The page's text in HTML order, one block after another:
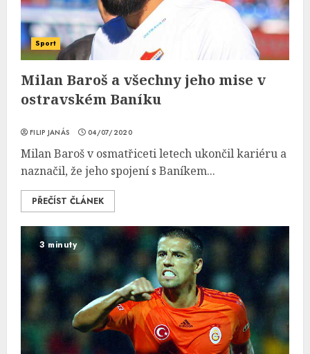
Sport
Milan Baroš a všechny jeho mise v
ostravském Baníku
FILIP JANÁS 04/07/2020
Milan Baroš v osmatřiceti letech ukončil kariéru a
naznačil, že jeho spojení s Baníkem...
PŘEČÍST ČLÁNEK
3 minuty